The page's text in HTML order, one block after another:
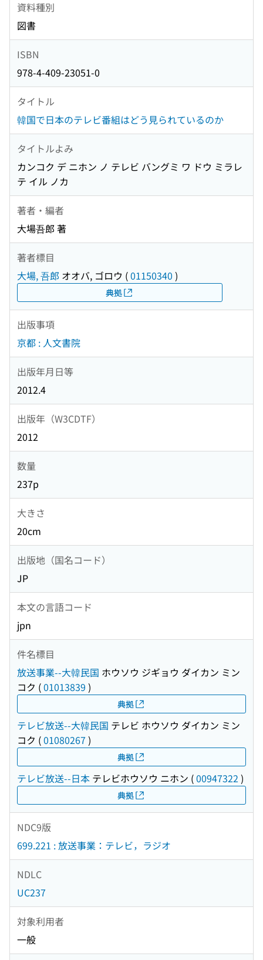
資料種別
図書
ISBN
978-4-409-23051-0
タイトル
韓国で日本のテレビ番組はどう見られているのか
タイトルよみ
カンコク デ ニホン ノ テレビ バングミ ワ ドウ ミラレ
テ イル ノカ
著者・編者
大場吾郎 著
著者標目
大場, 吾郎 オオバ, ゴロウ (01150340 )
典拠
出版事項
京都 : 人文書院
出版年月日等
2012.4
出版年（W3CDTF）
2012
数量
237p
大きさ
20cm
出版地（国名コード）
JP
本文の言語コード
jpn
件名標目
放送事業--大韓民国 ホウソウ ジギョウ ダイカン ミン
コク (01013839 )
典拠
テレビ放送--大韓民国 テレビ ホウソウ ダイカン ミン
コク (01080267 )
典拠
テレビ放送--日本 テレビホウソウ ニホン (00947322 )
典拠
NDC9版
699.221 : 放送事業：テレビ，ラジオ
NDLC
UC237
対象利用者
一般